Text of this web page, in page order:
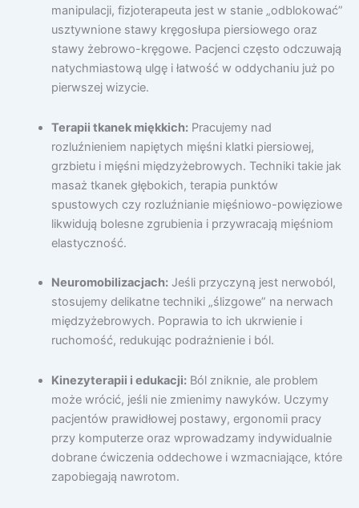
manipulacji, fizjoterapeuta jest w stanie „odblokować”
usztywnione stawy kręgosłupa piersiowego oraz
stawy żebrowo-kręgowe. Pacjenci często odczuwają
natychmiastową ulgę i łatwość w oddychaniu już po
pierwszej wizycie.
Terapii tkanek miękkich:Pracujemy nad
rozluźnieniem napiętych mięśni klatki piersiowej,
grzbietu i mięśni międzyżebrowych. Techniki takie jak
masaż tkanek głębokich, terapia punktów
spustowych czy rozluźnianie mięśniowo-powięziowe
likwidują bolesne zgrubienia i przywracają mięśniom
elastyczność.
Neuromobilizacjach:Jeśli przyczyną jest nerwoból,
stosujemy delikatne techniki „ślizgowe” na nerwach
międzyżebrowych. Poprawia to ich ukrwienie i
ruchomość, redukując podrażnienie i ból.
Kinezyterapii i edukacji:Ból zniknie, ale problem
może wrócić, jeśli nie zmienimy nawyków. Uczymy
pacjentów prawidłowej postawy, ergonomii pracy
przy komputerze oraz wprowadzamy indywidualnie
dobrane ćwiczenia oddechowe i wzmacniające, które
zapobiegają nawrotom.